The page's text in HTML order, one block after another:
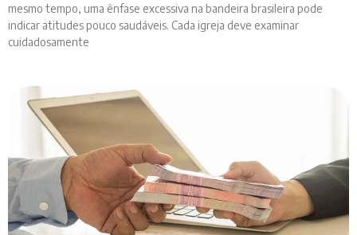
mesmo tempo, uma ênfase excessiva na bandeira brasileira pode
indicar atitudes pouco saudáveis. Cada igreja deve examinar
cuidadosamente